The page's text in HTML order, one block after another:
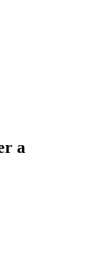
a